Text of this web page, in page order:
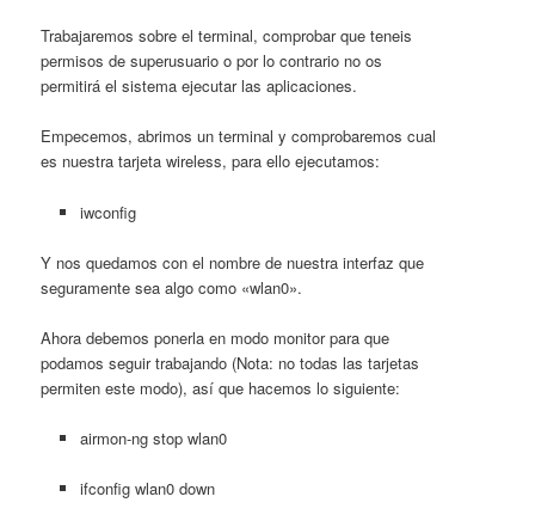
Trabajaremos sobre el terminal, comprobar que teneis
permisos de superusuario o por lo contrario no os
permitirá el sistema ejecutar las aplicaciones.
Empecemos, abrimos un terminal y comprobaremos cual
es nuestra tarjeta wireless, para ello ejecutamos:
iwconfig
Y nos quedamos con el nombre de nuestra interfaz que
seguramente sea algo como «wlan0».
Ahora debemos ponerla en modo monitor para que
podamos seguir trabajando (Nota: no todas las tarjetas
permiten este modo), así que hacemos lo siguiente:
airmon-ng stop wlan0
ifconfig wlan0 down